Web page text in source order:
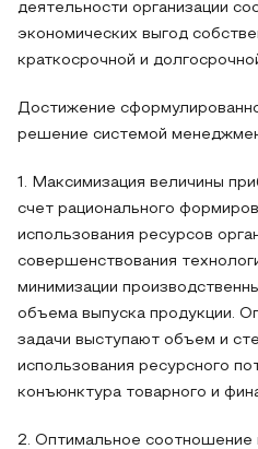
деятельности организации
экономических выгод
краткосрочной и
Достижение
решение системой
1. Максимизация величины
счет рационального
использования ресурсов
совершенствования
минимизации
объема выпуска продукции.
задачи выступают объем и
использования ресурсного
конъюнктура товарного и
2. Оптимальное